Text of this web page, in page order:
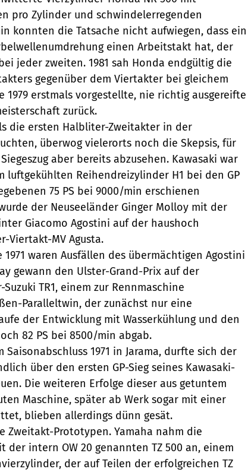
pro Zylinder und schwindelerregenden
konnten die Tatsache nicht aufwiegen, dass ein
einen Arbeitstakt hat, der
jeder zweiten. 1981 sah Honda endgültig die
gegenüber dem Viertakter bei gleichem
1979 erstmals vorgestellte, nie richtig ausgereifte
zurück.
die ersten Halbliter-Zweitakter in der
überwog vielerorts noch die Skepsis, für
aber bereits abzusehen. Kawasaki war
luftgekühlten Reihendreizylinder H1 bei den GP
75 PS bei 9000/min erschienen
der Neuseeländer Ginger Molloy mit der
Giacomo Agostini auf der haushoch
Viertakt-MV Agusta.
waren Ausfällen des übermächtigen Agostini
gewann den Ulster-Grand-Prix auf der
TR1, einem zur Rennmaschine
Paralleltwin, der zunächst nur eine
der Entwicklung mit Wasserkühlung und den
82 PS bei 8500/min abgab.
Saisonabschluss 1971 in Jarama, durfte sich der
über den ersten GP-Sieg seines Kawasaki-
Die weiteren Erfolge dieser aus getuntem
Maschine, später ab Werk sogar mit einer
blieben allerdings dünn gesät.
Zweitakt-Prototypen. Yamaha nahm die
der intern OW 20 genannten TZ 500 an, einem
der auf Teilen der erfolgreichen TZ